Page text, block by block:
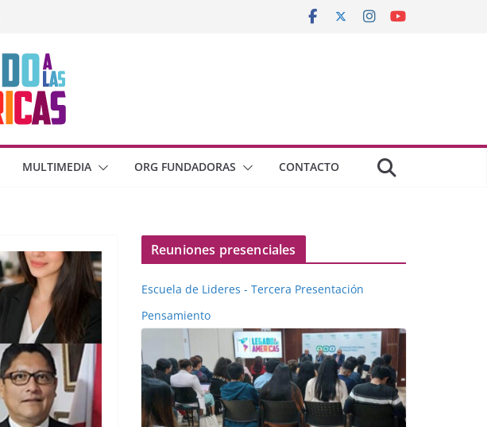
MULTIMEDIA ORG FUNDADORAS CONTACTO
Reuniones presenciales
Escuela de Lideres - Tercera Presentación
Pensamiento